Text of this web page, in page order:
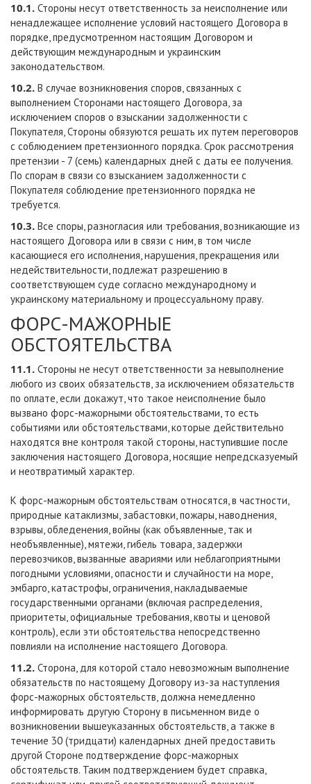
10.1. Стороны несут ответственность за неисполнение или
ненадлежащее исполнение условий настоящего Договора в
порядке, предусмотренном настоящим Договором и
действующим международным и украинским
законодательством.
10.2. В случае возникновения споров, связанных с
выполнением Сторонами настоящего Договора, за
исключением споров о взыскании задолженности с
Покупателя, Стороны обязуются решать их путем переговоров
с соблюдением претензионного порядка. Срок рассмотрения
претензии - 7 (семь) календарных дней с даты ее получения.
По спорам в связи со взысканием задолженности с
Покупателя соблюдение претензионного порядка не
требуется.
10.3. Все споры, разногласия или требования, возникающие из
настоящего Договора или в связи с ним, в том числе
касающиеся его исполнения, нарушения, прекращения или
недействительности, подлежат разрешению в
соответствующем суде согласно международному и
украинскому материальному и процессуальному праву.
ФОРС-МАЖОРНЫЕ
ОБСТОЯТЕЛЬСТВА
11.1. Стороны не несут ответственности за невыполнение
любого из своих обязательств, за исключением обязательств
по оплате, если докажут, что такое неисполнение было
вызвано форс-мажорными обстоятельствами, то есть
событиями или обстоятельствами, которые действительно
находятся вне контроля такой стороны, наступившие после
заключения настоящего Договора, носящие непредсказуемый
и неотвратимый характер.
К форс-мажорным обстоятельствам относятся, в частности,
природные катаклизмы, забастовки, пожары, наводнения,
взрывы, обледенения, войны (как объявленные, так и
необъявленные), мятежи, гибель товара, задержки
перевозчиков, вызванные авариями или неблагоприятными
погодными условиями, опасности и случайности на море,
эмбарго, катастрофы, ограничения, накладываемые
государственными органами (включая распределения,
приоритеты, официальные требования, квоты и ценовой
контроль), если эти обстоятельства непосредственно
повлияли на исполнение настоящего Договора.
11.2. Сторона, для которой стало невозможным выполнение
обязательств по настоящему Договору из-за наступления
форс-мажорных обстоятельств, должна немедленно
информировать другую Сторону в письменном виде о
возникновении вышеуказанных обстоятельств, а также в
течение 30 (тридцати) календарных дней предоставить
другой Стороне подтверждение форс-мажорных
обстоятельств. Таким подтверждением будет справка,